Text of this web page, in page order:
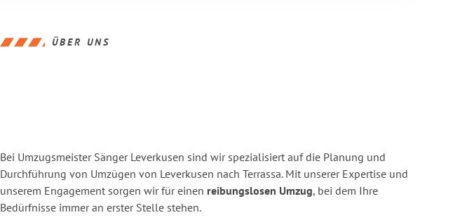
ÜBER UNS
Bei Umzugsmeister Sänger Leverkusen sind wir spezialisiert auf die Planung und
Durchführung von Umzügen von Leverkusen nach Terrassa. Mit unserer Expertise und
unserem Engagement sorgen wir für einen reibungslosen Umzug, bei dem Ihre
Bedürfnisse immer an erster Stelle stehen.